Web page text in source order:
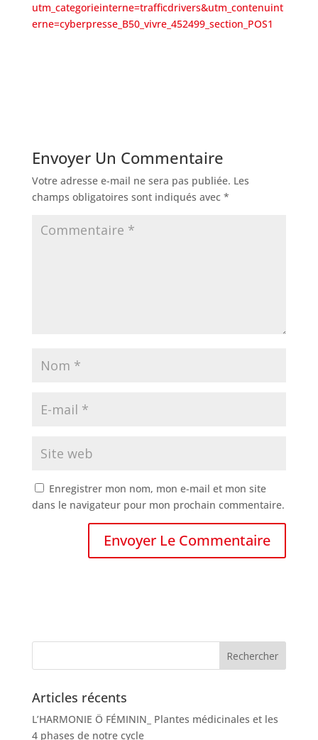
utm_categorieinterne=trafficdrivers&utm_contenuint
erne=cyberpresse_B50_vivre_452499_section_POS1
Envoyer Un Commentaire
Votre adresse e-mail ne sera pas publiée. Les
champs obligatoires sont indiqués avec *
Enregistrer mon nom, mon e-mail et mon site
dans le navigateur pour mon prochain commentaire.
Articles récents
L’HARMONIE Ö FÉMININ_ Plantes médicinales et les
4 phases de notre cycle